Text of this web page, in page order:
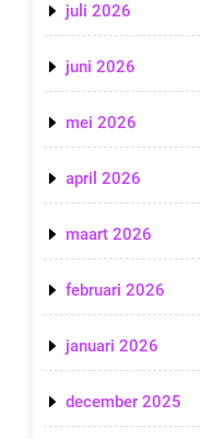
juli 2026
juni 2026
mei 2026
april 2026
maart 2026
februari 2026
januari 2026
december 2025